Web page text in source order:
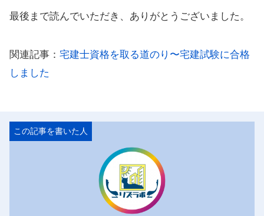
最後まで読んでいただき、ありがとうございました。
関連記事： 宅建士資格を取る道のり〜宅建試験に合格
しました